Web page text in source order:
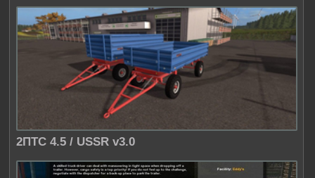
2ПТС 4.5 / USSR v3.0